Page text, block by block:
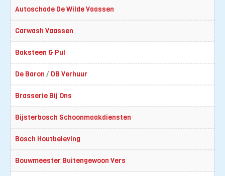
Autoschade De Wilde Vaassen
Carwash Vaassen
Baksteen & Pul
De Baron / DB Verhuur
Brasserie Bij Ons
Bijsterbosch Schoonmaakdiensten
Bosch Houtbeleving
Bouwmeester Buitengewoon Vers